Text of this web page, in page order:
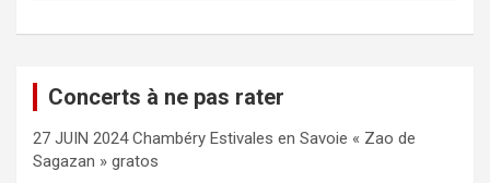
Concerts à ne pas rater
27 JUIN 2024 Chambéry Estivales en Savoie « Zao de
Sagazan » gratos